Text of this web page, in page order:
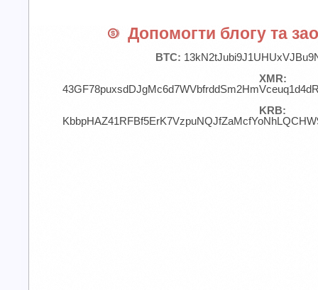
Допомогти блогу та
BTC:
XMR:
KRB: